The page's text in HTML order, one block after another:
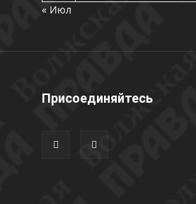
« Июл
Присоединяйтесь